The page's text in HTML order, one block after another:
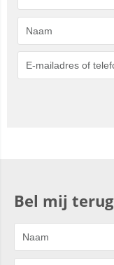
Bel mij terug